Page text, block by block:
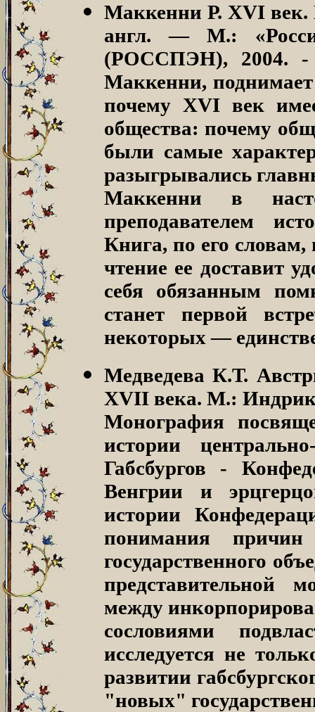
Маккенни Р. XVI век.
англ. — М.:
(РОССПЭН), 2004. -
Маккенни,
почему XVI век
общества: почему
были самые
разыгрывались
Маккенни в
преподавателем
Книга, по его
чтение ее доставит
себя обязанным
станет первой
некоторых —
Медведева К.Т.
XVII века. М.:
Монография
истории
Габсбургов -
Венгрии и
истории
понимания причин
государственного
представительной
между
сословиями
исследуется не
развитии
"новых"